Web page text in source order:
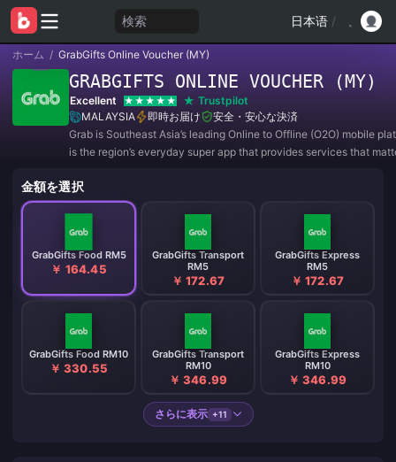
検索 日本语 /
ホーム / GrabGifts Online Voucher (MY)
GRABGIFTS ONLINE VOUCHER (MY)
Excellent
Trustpilot
MALAYSIA
即時お届け
安全・安心な決済
Grab is Southeast Asia’s leading Online to Offline (O2O) mobile
is the region’s everyday super app that provides services that
金額を選択
GrabGifts Food RM5
￥ 164.45
GrabGifts Transport
RM5
￥ 172.67
GrabGifts Express
RM5
￥ 172.67
GrabGifts Food RM10
￥ 330.55
GrabGifts Transport
RM10
￥ 346.99
GrabGifts Express
RM10
￥ 346.99
さらに表示 +11